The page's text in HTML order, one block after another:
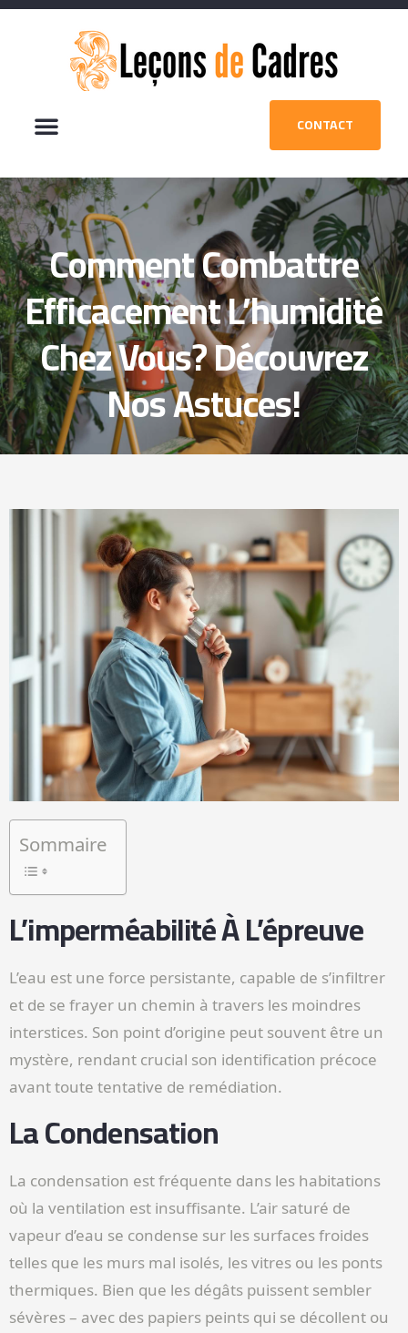
CONTACT
Comment Combattre
Efficacement L’humidité
Chez Vous? Découvrez
Nos Astuces!
Sommaire
L’imperméabilité À L’épreuve
L’eau est une force persistante, capable de s’infiltrer
et de se frayer un chemin à travers les moindres
interstices. Son point d’origine peut souvent être un
mystère, rendant crucial son identification précoce
avant toute tentative de remédiation.
La Condensation
La condensation est fréquente dans les habitations
où la ventilation est insuffisante. L’air saturé de
vapeur d’eau se condense sur les surfaces froides
telles que les murs mal isolés, les vitres ou les ponts
thermiques. Bien que les dégâts puissent sembler
sévères – avec des papiers peints qui se décollent ou